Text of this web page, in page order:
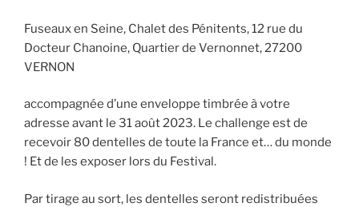
Fuseaux en Seine, Chalet des Pénitents, 12 rue du
Docteur Chanoine, Quartier de Vernonnet, 27200
VERNON
accompagnée d’une enveloppe timbrée à votre
adresse avant le 31 août 2023. Le challenge est de
recevoir 80 dentelles de toute la France et… du monde
! Et de les exposer lors du Festival.
Par tirage au sort, les dentelles seront redistribuées